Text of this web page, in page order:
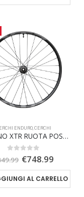
€1199.99.
ENDURO, CERCHI
SHIMANO XTR RUOTA POSTERIORE 29 148X12 MM ENDURO
Su 5
Il
originale
era:
€849.99.
€748.99
attuale
è:
AL CARRELLO